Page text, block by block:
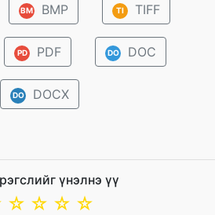
BM BMP TI TIFF
PD PDF DO DOC
DO DOCX
үнэлнэ үү
☆
☆
☆
☆